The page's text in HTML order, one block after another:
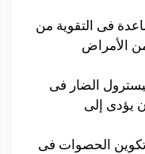
فى التقوية من
من الأمراض
الضار فى
يؤدى إلى
الحصوات فى